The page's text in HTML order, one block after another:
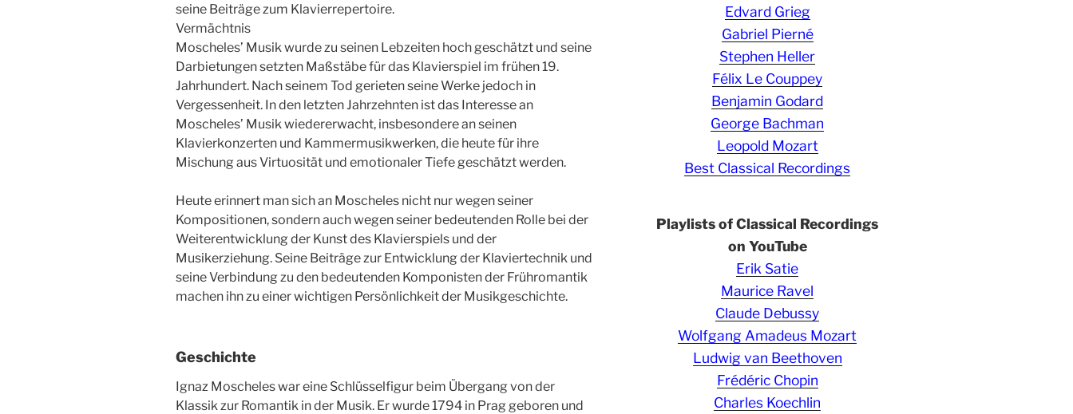
seine Beiträge zum Klavierrepertoire.
Vermächtnis
Moscheles’ Musik wurde zu seinen Lebzeiten hoch geschätzt und seine
Darbietungen setzten Maßstäbe für das Klavierspiel im frühen 19.
Jahrhundert. Nach seinem Tod gerieten seine Werke jedoch in
Vergessenheit. In den letzten Jahrzehnten ist das Interesse an
Moscheles’ Musik wiedererwacht, insbesondere an seinen
Klavierkonzerten und Kammermusikwerken, die heute für ihre
Mischung aus Virtuosität und emotionaler Tiefe geschätzt werden.
Heute erinnert man sich an Moscheles nicht nur wegen seiner
Kompositionen, sondern auch wegen seiner bedeutenden Rolle bei der
Weiterentwicklung der Kunst des Klavierspiels und der
Musikerziehung. Seine Beiträge zur Entwicklung der Klaviertechnik und
seine Verbindung zu den bedeutenden Komponisten der Frühromantik
machen ihn zu einer wichtigen Persönlichkeit der Musikgeschichte.
Geschichte
Ignaz Moscheles war eine Schlüsselfigur beim Übergang von der
Klassik zur Romantik in der Musik. Er wurde 1794 in Prag geboren und
Edvard Grieg
Gabriel Pierné
Stephen Heller
Félix Le Couppey
Benjamin Godard
George Bachman
Leopold Mozart
Best Classical Recordings
Playlists of Classical Recordings
on YouTube
Erik Satie
Maurice Ravel
Claude Debussy
Wolfgang Amadeus Mozart
Ludwig van Beethoven
Frédéric Chopin
Charles Koechlin